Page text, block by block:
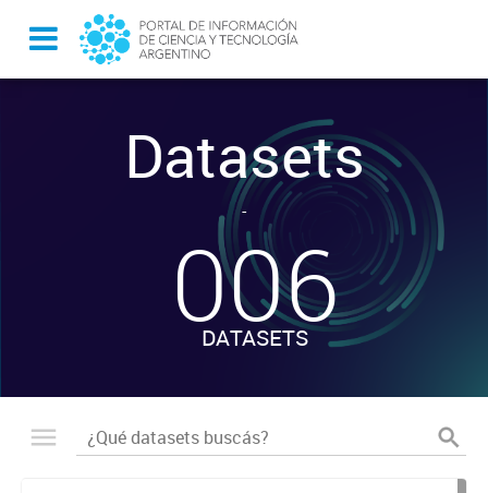
Datasets
-
006
DATASETS